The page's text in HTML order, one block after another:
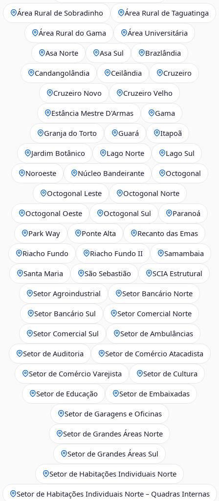
Área Rural de Sobradinho Área Rural de Taguatinga
Área Rural do Gama Área Universitária
Asa Norte Asa Sul Brazlândia
Candangolândia Ceilândia Cruzeiro
Cruzeiro Novo Cruzeiro Velho
Estância Mestre D'Armas Gama
Granja do Torto Guará Itapoã
Jardim Botânico Lago Norte Lago Sul
Noroeste Núcleo Bandeirante Octogonal
Octogonal Leste Octogonal Norte
Octogonal Oeste Octogonal Sul Paranoá
Park Way Ponte Alta Recanto das Emas
Riacho Fundo Riacho Fundo II Samambaia
Santa Maria São Sebastião SCIA Estrutural
Setor Agroindustrial Setor Bancário Norte
Setor Bancário Sul Setor Comercial Norte
Setor Comercial Sul Setor de Ambulâncias
Setor de Auditoria Setor de Comércio Atacadista
Setor de Comércio Varejista Setor de Cultura
Setor de Educação Setor de Embaixadas
Setor de Garagens e Oficinas
Setor de Grandes Áreas Norte
Setor de Grandes Áreas Sul
Setor de Habitações Individuais Norte
Setor de Habitações Individuais Norte – Quadras Internas